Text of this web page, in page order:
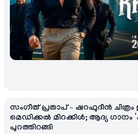
സംഗീത് പ്രതാപ് – ഷറഫുദീൻ
മെഡിക്കൽ മിറക്കിൾ; ആദ്യ ഗാനം
പുറത്തിറങ്ങി